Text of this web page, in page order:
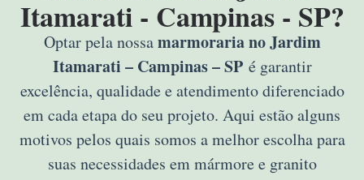
Itamarati - Campinas - SP?
Optar pela nossamarmoraria no Jardim
Itamarati – Campinas – SPé garantir
excelência, qualidade e atendimento diferenciado
em cada etapa do seu projeto. Aqui estão alguns
motivos pelos quais somos a melhor escolha para
suas necessidades em mármore e granito